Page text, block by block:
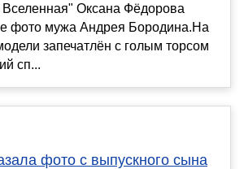
Вселенная" Оксана Фёдорова
фото мужа Андрея Бородина.На
запечатлён с голым торсом
сп...
фото с выпускного сына